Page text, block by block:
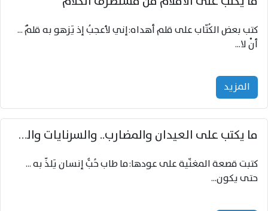
كتب بعض الكُتّاب على قلم أهداه:إني لأعجبُ إذ يَزهو به قلمٌ ...
أنْ لا...
المزید
ما يكتب على العيدان والمضارب.. والسرنايات والطبول والمعازف والدفوف والنايات
كتبت قصعة المغنّية على عودها:ما طاب حُبٌّ إنسان يَلذّ به ...
حتى يكون...